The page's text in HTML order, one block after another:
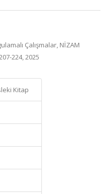
Çalışmalar, NİZAM
224, 2025
Kitap